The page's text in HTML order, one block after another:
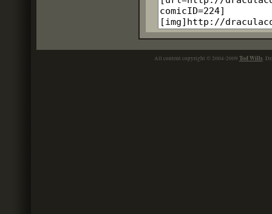
All content copyright © 2004-2009 Tod Wills.